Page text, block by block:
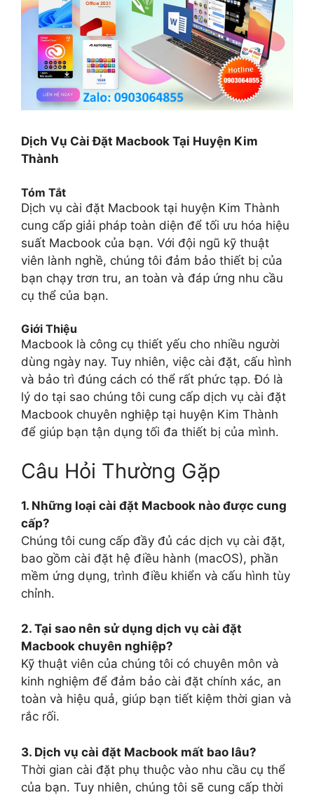
Dịch Vụ Cài Đặt Macbook Tại Huyện Kim
Thành
Tóm Tắt
Dịch vụ cài đặt Macbook tại huyện Kim Thành
cung cấp giải pháp toàn diện để tối ưu hóa hiệu
suất Macbook của bạn. Với đội ngũ kỹ thuật
viên lành nghề, chúng tôi đảm bảo thiết bị của
bạn chạy trơn tru, an toàn và đáp ứng nhu cầu
cụ thể của bạn.
Giới Thiệu
Macbook là công cụ thiết yếu cho nhiều người
dùng ngày nay. Tuy nhiên, việc cài đặt, cấu hình
và bảo trì đúng cách có thể rất phức tạp. Đó là
lý do tại sao chúng tôi cung cấp dịch vụ cài đặt
Macbook chuyên nghiệp tại huyện Kim Thành
để giúp bạn tận dụng tối đa thiết bị của mình.
Câu Hỏi Thường Gặp
1. Những loại cài đặt Macbook nào được cung
cấp?
Chúng tôi cung cấp đầy đủ các dịch vụ cài đặt,
bao gồm cài đặt hệ điều hành (macOS), phần
mềm ứng dụng, trình điều khiển và cấu hình tùy
chỉnh.
2. Tại sao nên sử dụng dịch vụ cài đặt
Macbook chuyên nghiệp?
Kỹ thuật viên của chúng tôi có chuyên môn và
kinh nghiệm để đảm bảo cài đặt chính xác, an
toàn và hiệu quả, giúp bạn tiết kiệm thời gian và
rắc rối.
3. Dịch vụ cài đặt Macbook mất bao lâu?
Thời gian cài đặt phụ thuộc vào nhu cầu cụ thể
của bạn. Tuy nhiên, chúng tôi sẽ cung cấp thời